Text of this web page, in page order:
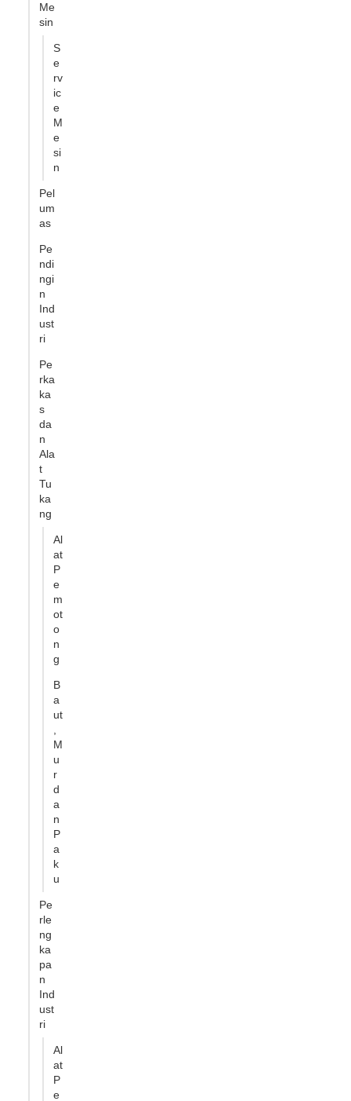
Me
sin
S
e
rv
ic
e
M
e
si
n
Pel
um
as
Pe
ndi
ngi
n
Ind
ust
ri
Pe
rka
ka
s
da
n
Ala
t
Tu
ka
ng
Al
at
P
e
m
ot
o
n
g
B
a
ut
,
M
u
r
d
a
n
P
a
k
u
Pe
rle
ng
ka
pa
n
Ind
ust
ri
Al
at
P
e